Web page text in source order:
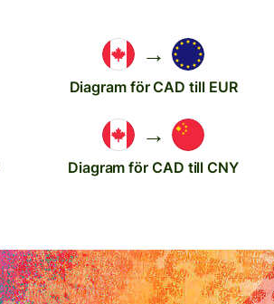
→
Diagram för CAD till EUR
→
Diagram för CAD till CNY